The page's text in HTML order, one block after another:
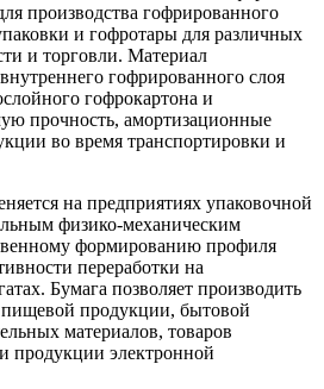
производства гофрированного
и гофротары для различных
и торговли. Материал
гофрированного слоя
гофрокартона и
прочность, амортизационные
во время транспортировки и
на предприятиях упаковочной
физико-механическим
формированию профиля
переработки на
Бумага позволяет производить
продукции, бытовой
материалов, товаров
продукции электронной